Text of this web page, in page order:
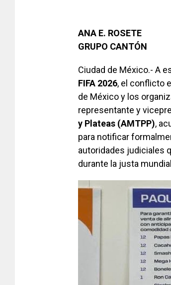
ANA E. ROSETE
GRUPO CANTÓN
Ciudad de México.- A
FIFA 2026, el conflicto
de México y los
representante y
y Plateas (AMTPP),
para notificar
autoridades judiciales
durante la justa